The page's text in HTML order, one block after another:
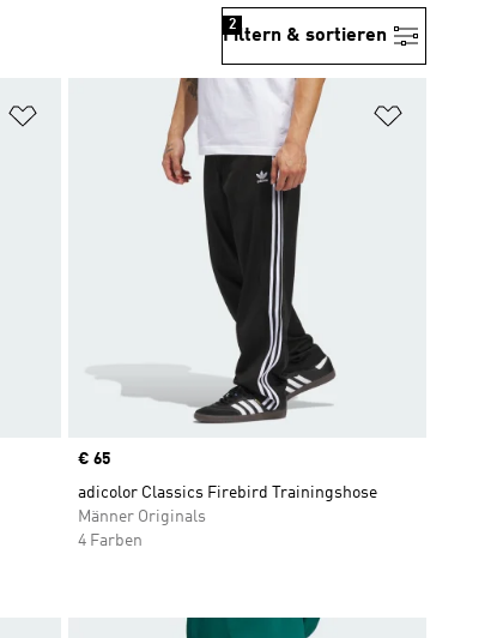
Filtern & sortieren
2
Zur Wunschliste hinzufügen
Price
€ 65
adicolor Classics Firebird Trainingshose
Männer Originals
4 Farben